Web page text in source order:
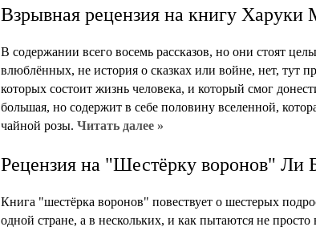
Взрывная рецензия на книгу Харуки
В содержании всего восемь рассказов, но они стоят
влюблённых, не история о сказках или войне, нет, тут
которых состоит жизнь человека, и который смог
большая, но содержит в себе половину вселенной,
чайной розы. Читать далее »
Рецензия на "Шестёрку воронов" Ли
Книга "шестёрка воронов" повествует о шестерых
одной стране, а в нескольких, и как пытаются не